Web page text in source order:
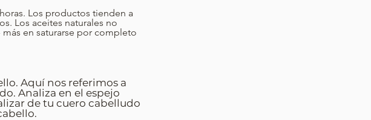
Los productos tienden a
Los aceites naturales no
en saturarse por completo
Aquí nos referimos a
Analiza en el espejo
de tu cuero cabelludo